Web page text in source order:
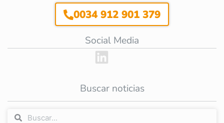
0034 912 901 379
Social Media
Buscar noticias